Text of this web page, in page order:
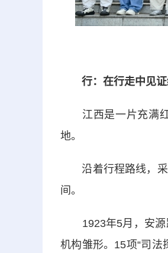
行：在行走中见证
江西是一片充满红
地。
沿着行程路线，采
间。
1923年5月，安源
机构雏形。15项“司